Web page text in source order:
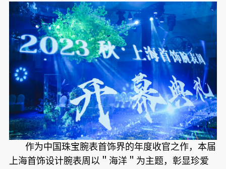
作为中国珠宝腕表首饰界的年度收官之作，本届
上海首饰设计腕表周以＂海洋＂为主题，彰显珍爱